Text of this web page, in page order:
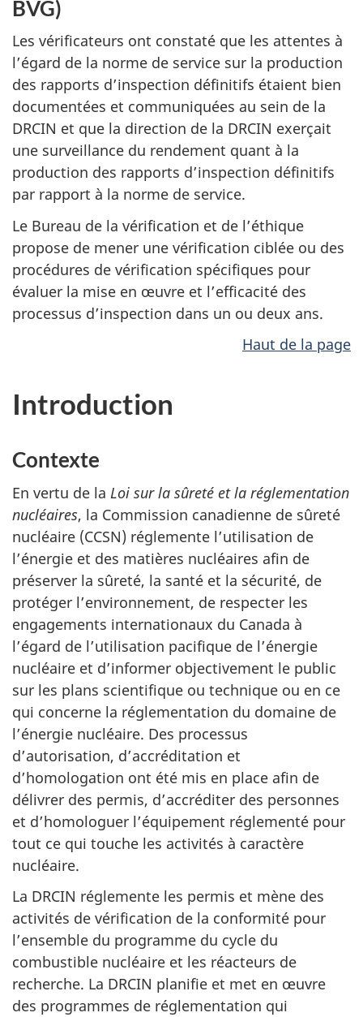
BVG)
Les vérificateurs ont constaté que les attentes à
l’égard de la norme de service sur la production
des rapports d’inspection définitifs étaient bien
documentées et communiquées au sein de la
DRCIN et que la direction de la DRCIN exerçait
une surveillance du rendement quant à la
production des rapports d’inspection définitifs
par rapport à la norme de service.
Le Bureau de la vérification et de l’éthique
propose de mener une vérification ciblée ou des
procédures de vérification spécifiques pour
évaluer la mise en œuvre et l’efficacité des
processus d’inspection dans un ou deux ans.
Haut de la page
Introduction
Contexte
En vertu de la Loi sur la sûreté et la réglementation
nucléaires, la Commission canadienne de sûreté
nucléaire (CCSN) réglemente l’utilisation de
l’énergie et des matières nucléaires afin de
préserver la sûreté, la santé et la sécurité, de
protéger l’environnement, de respecter les
engagements internationaux du Canada à
l’égard de l’utilisation pacifique de l’énergie
nucléaire et d’informer objectivement le public
sur les plans scientifique ou technique ou en ce
qui concerne la réglementation du domaine de
l’énergie nucléaire. Des processus
d’autorisation, d’accréditation et
d’homologation ont été mis en place afin de
délivrer des permis, d’accréditer des personnes
et d’homologuer l’équipement réglementé pour
tout ce qui touche les activités à caractère
nucléaire.
La DRCIN réglemente les permis et mène des
activités de vérification de la conformité pour
l’ensemble du programme du cycle du
combustible nucléaire et les réacteurs de
recherche. La DRCIN planifie et met en œuvre
des programmes de réglementation qui